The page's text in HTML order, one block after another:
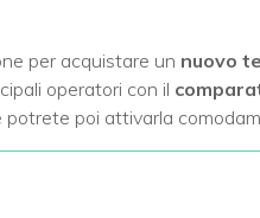
per acquistare un nuovo
operatori con il
poi attivarla